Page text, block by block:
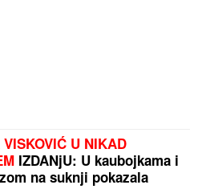
U NIKAD
IZDANjU: U kaubojkama i
na suknji pokazala